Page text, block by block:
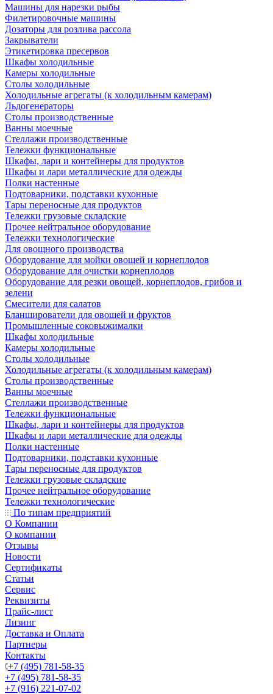
Машины для нарезки рыбы
Филетировочные машины
Дозаторы для розлива рассола
Закрыватели
Этикетировка пресервов
Шкафы холодильные
Камеры холодильные
Столы холодильные
Холодильные агрегаты (к холодильным камерам)
Льдогенераторы
Столы производственные
Ванны моечные
Стеллажи производственные
Тележки функциональные
Шкафы, лари и контейнеры для продуктов
Шкафы и лари металлические для одежды
Полки настенные
Подтоварники, подставки кухонные
Тары переносные для продуктов
Тележки грузовые складские
Прочее нейтральное оборудование
Тележки технологические
Для овощного производства
Оборудование для мойки овощей и корнеплодов
Оборудование для очистки корнеплодов
Оборудование для резки овощей, корнеплодов, грибов и
зелени
Смесители для салатов
Бланширователи для овощей и фруктов
Промышленные соковыжималки
Шкафы холодильные
Камеры холодильные
Столы холодильные
Холодильные агрегаты (к холодильным камерам)
Столы производственные
Ванны моечные
Стеллажи производственные
Тележки функциональные
Шкафы, лари и контейнеры для продуктов
Шкафы и лари металлические для одежды
Полки настенные
Подтоварники, подставки кухонные
Тары переносные для продуктов
Тележки грузовые складские
Прочее нейтральное оборудование
Тележки технологические
По типам предприятий
О Компании
О компании
Отзывы
Новости
Сертификаты
Статьи
Сервис
Реквизиты
Прайс-лист
Лизинг
Доставка и Оплата
Партнеры
Контакты
+7 (495) 781-58-35
+7 (495) 781-58-35
+7 (916) 221-07-02